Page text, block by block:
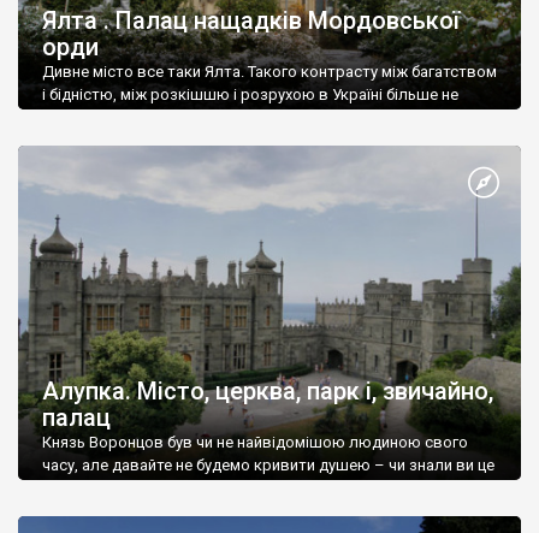
Ялта . Палац нащадків Мордовської
орди
Дивне місто все таки Ялта. Такого контрасту між багатством
і бідністю, між розкішшю і розрухою в Україні більше не
Алупка. Місто, церква, парк і, звичайно,
палац
Князь Воронцов був чи не найвідомішою людиною свого
часу, але давайте не будемо кривити душею – чи знали ви це